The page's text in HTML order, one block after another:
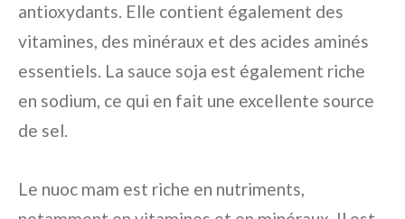
antioxydants. Elle contient également des
vitamines, des minéraux et des acides aminés
essentiels. La sauce soja est également riche
en sodium, ce qui en fait une excellente source
de sel.
Le nuoc mam est riche en nutriments,